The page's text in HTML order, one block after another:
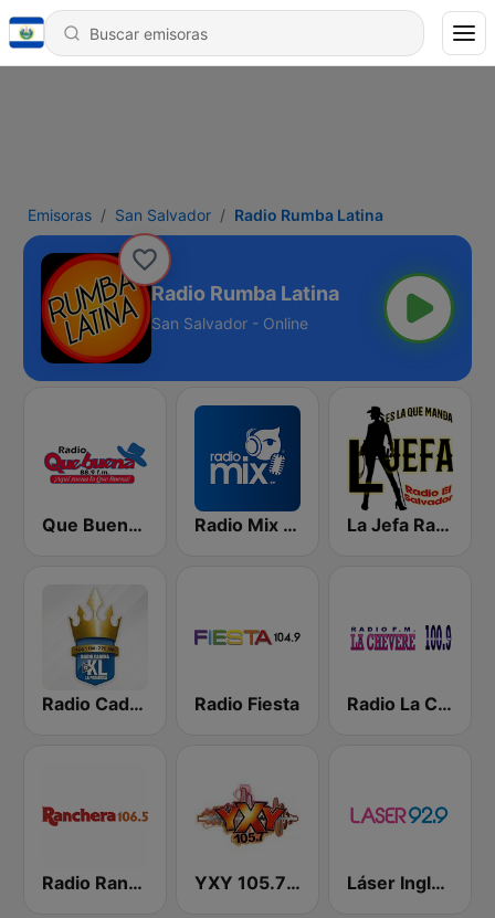
Emisoras San Salvador Radio Rumba Latina
Radio Rumba Latina
San Salvador - Online
Que Buena 88.9 FM Radio Mix El Salvador La Jefa Radio El Salvador
Radio Cadena YSKL La Poderosa Radio Fiesta Radio La Chevere 100.9 FM
Radio Ranchera El Salvador YXY 105.7 FM Láser Inglés 92.9